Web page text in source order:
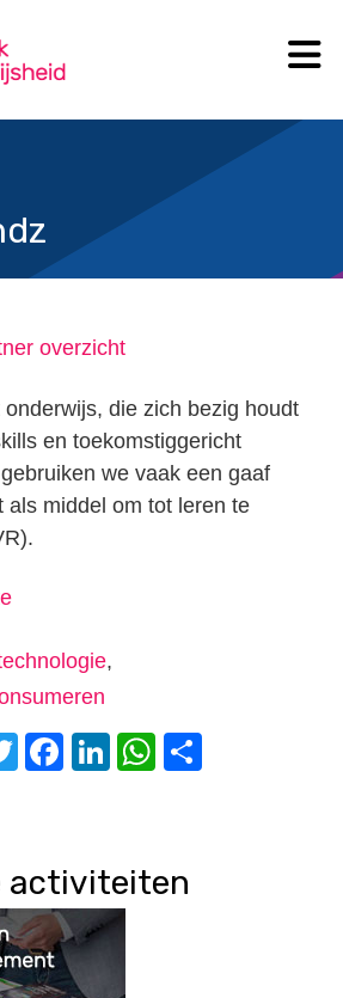
overzicht
die zich bezig houdt
en toekomstiggericht
we vaak een gaaf
als middel om tot leren te
,
Twitter
Facebook
LinkedIn
WhatsApp
activiteiten